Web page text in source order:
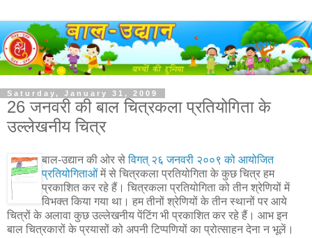
Saturday, January 31, 2009
26 जनवरी की बाल चित्रकला प्रतियोगिता के
उल्लेखनीय चित्र
बाल-उद्यान की ओर सेविगत् २६ जनवरी २००९ को आयोजित
प्रतियोगिताओंमें से चित्रकला प्रतियोगिता के कुछ चित्र हम
प्रकाशित कर रहे हैं। चित्रकला प्रतियोगिता को तीन श्रेणियों में
विभक्त किया गया था। हम तीनों श्रेणियों के तीन स्थानों पर आये
चित्रों के अलावा कुछ उल्लेखनीय पेंटिंग भी प्रकाशित कर रहे हैं। आभ इन
बाल चित्रकारों के प्रयासों को अपनी टिप्पणियों का प्रोत्साहन देना न भूलें।